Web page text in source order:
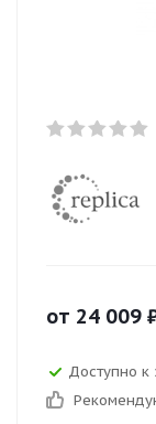
от 24 009
Доступно к